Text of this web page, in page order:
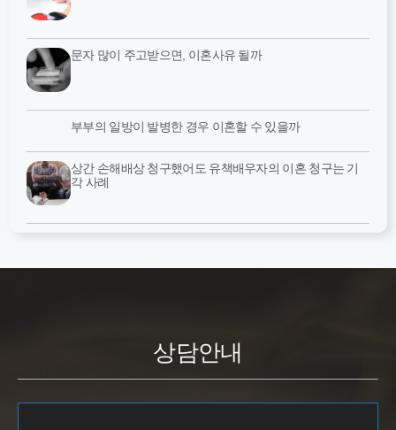
문자 많이 주고받으면, 이혼사유 될까
부부의 일방이 발병한 경우 이혼할 수 있을까
상간 손해배상 청구했어도 유책배우자의 이혼 청구는 기
각 사례
상담안내